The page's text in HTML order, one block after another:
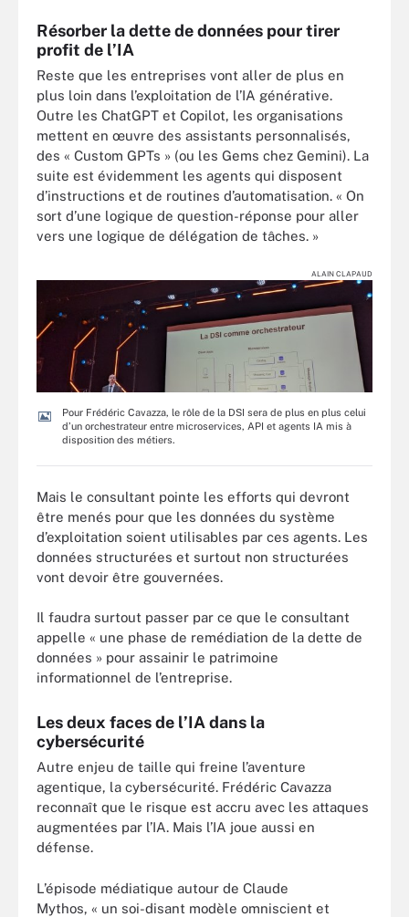
Résorber la dette de données pour tirer
profit de l’IA
Reste que les entreprises vont aller de plus en
plus loin dans l’exploitation de l’IA générative.
Outre les ChatGPT et Copilot, les organisations
mettent en œuvre des assistants personnalisés,
des « Custom GPTs » (ou les Gems chez Gemini). La
suite est évidemment les agents qui disposent
d’instructions et de routines d’automatisation. « On
sort d’une logique de question-réponse pour aller
vers une logique de délégation de tâches. »
ALAIN CLAPAUD
Pour Frédéric Cavazza, le rôle de la DSI sera de plus en plus celui
d’un orchestrateur entre microservices, API et agents IA mis à
disposition des métiers.
Mais le consultant pointe les efforts qui devront
être menés pour que les données du système
d’exploitation soient utilisables par ces agents. Les
données structurées et surtout non structurées
vont devoir être gouvernées.
Il faudra surtout passer par ce que le consultant
appelle « une phase de remédiation de la dette de
données » pour assainir le patrimoine
informationnel de l’entreprise.
Les deux faces de l’IA dans la
cybersécurité
Autre enjeu de taille qui freine l’aventure
agentique, la cybersécurité. Frédéric Cavazza
reconnaît que le risque est accru avec les attaques
augmentées par l’IA. Mais l’IA joue aussi en
défense.
L’épisode médiatique autour de Claude
Mythos, « un soi-disant modèle omniscient et